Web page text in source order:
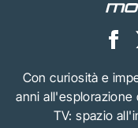
Con curiosità e
anni all'esplorazione
TV: spazio